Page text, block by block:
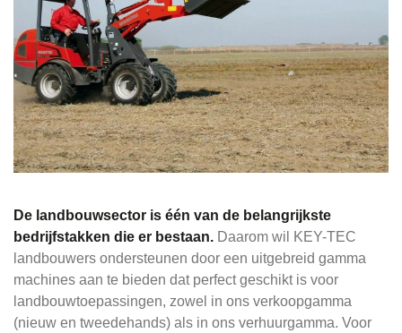
De landbouwsector is één van de belangrijkste
bedrijfstakken die er bestaan. Daarom wil KEY-TEC
landbouwers ondersteunen door een uitgebreid gamma
machines aan te bieden dat perfect geschikt is voor
landbouwtoepassingen, zowel in ons verkoopgamma
(nieuw en tweedehands) als in ons verhuurgamma. Voor